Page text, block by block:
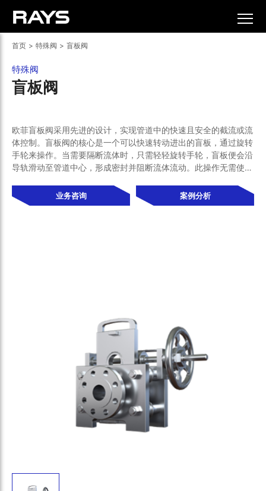
首页 > 特殊阀 > 盲板阀
特殊阀
盲板阀
欧菲盲板阀采用先进的设计，实现管道中的快速且安全的截流或流
体控制。盲板阀的核心是一个可以快速转动进出的盲板，通过旋转
手轮来操作。当需要隔断流体时，只需轻轻旋转手轮，盲板便会沿
导轨滑动至管道中心，形成密封并阻断流体流动。此操作无需使用
盲板的设计确保了其在任何工作环境下都能提供稳定且可靠的密封
效果，极大地简化了操作过程，降低了操作风险。结构的简单性和
业务咨询 案例分析